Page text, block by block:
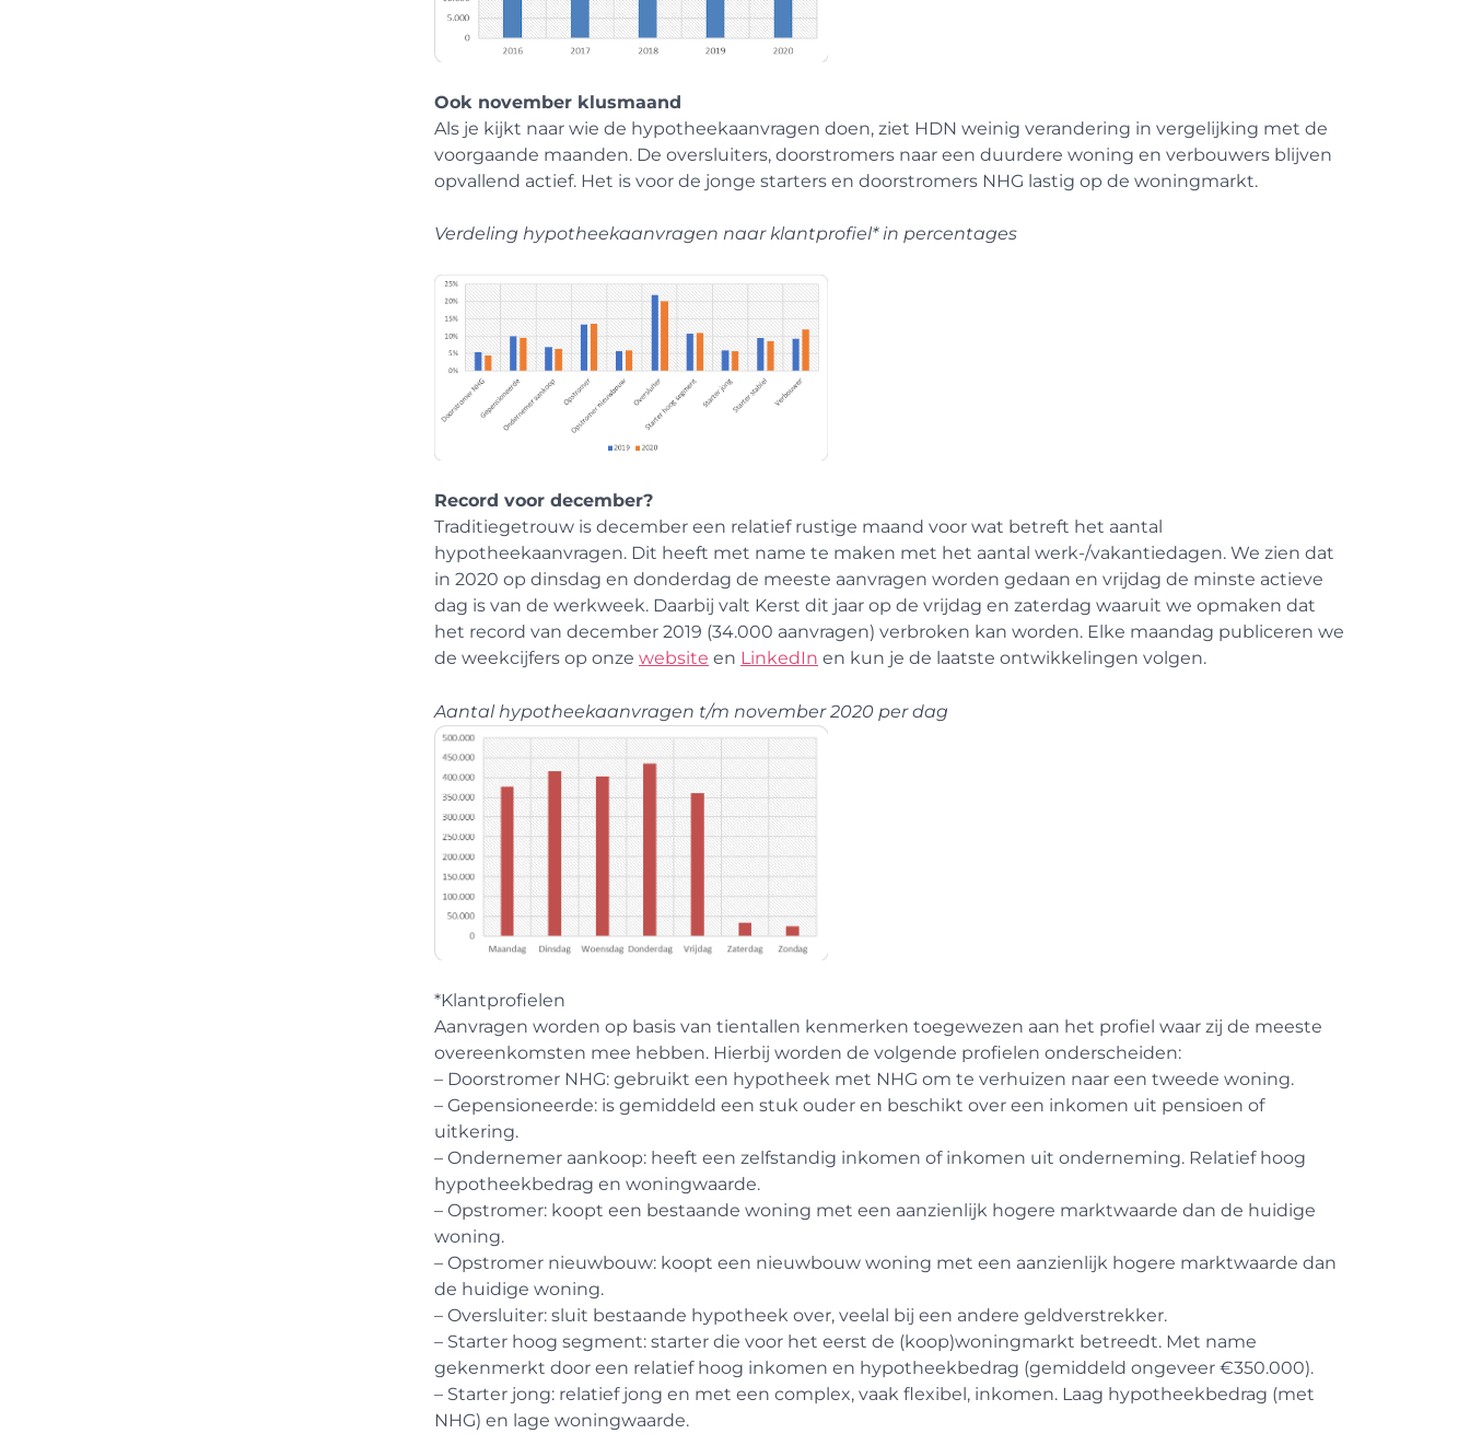
Ook november klusmaand
Als je kijkt naar wie de hypotheekaanvragen doen, ziet HDN weinig verandering in vergelijking met de
voorgaande maanden. De oversluiters, doorstromers naar een duurdere woning en verbouwers blijven
opvallend actief. Het is voor de jonge starters en doorstromers NHG lastig op de woningmarkt.
Verdeling hypotheekaanvragen naar klantprofiel* in percentages
Record voor december?
Traditiegetrouw is december een relatief rustige maand voor wat betreft het aantal
hypotheekaanvragen. Dit heeft met name te maken met het aantal werk-/vakantiedagen. We zien dat
in 2020 op dinsdag en donderdag de meeste aanvragen worden gedaan en vrijdag de minste actieve
dag is van de werkweek. Daarbij valt Kerst dit jaar op de vrijdag en zaterdag waaruit we opmaken dat
het record van december 2019 (34.000 aanvragen) verbroken kan worden. Elke maandag publiceren we
de weekcijfers op onze website en LinkedIn en kun je de laatste ontwikkelingen volgen.
Aantal hypotheekaanvragen t/m november 2020 per dag
*Klantprofielen
Aanvragen worden op basis van tientallen kenmerken toegewezen aan het profiel waar zij de meeste
overeenkomsten mee hebben. Hierbij worden de volgende profielen onderscheiden:
– Doorstromer NHG: gebruikt een hypotheek met NHG om te verhuizen naar een tweede woning.
– Gepensioneerde: is gemiddeld een stuk ouder en beschikt over een inkomen uit pensioen of
uitkering.
– Ondernemer aankoop: heeft een zelfstandig inkomen of inkomen uit onderneming. Relatief hoog
hypotheekbedrag en woningwaarde.
– Opstromer: koopt een bestaande woning met een aanzienlijk hogere marktwaarde dan de huidige
woning.
– Opstromer nieuwbouw: koopt een nieuwbouw woning met een aanzienlijk hogere marktwaarde dan
de huidige woning.
– Oversluiter: sluit bestaande hypotheek over, veelal bij een andere geldverstrekker.
– Starter hoog segment: starter die voor het eerst de (koop)woningmarkt betreedt. Met name
gekenmerkt door een relatief hoog inkomen en hypotheekbedrag (gemiddeld ongeveer €350.000).
– Starter jong: relatief jong en met een complex, vaak flexibel, inkomen. Laag hypotheekbedrag (met
NHG) en lage woningwaarde.